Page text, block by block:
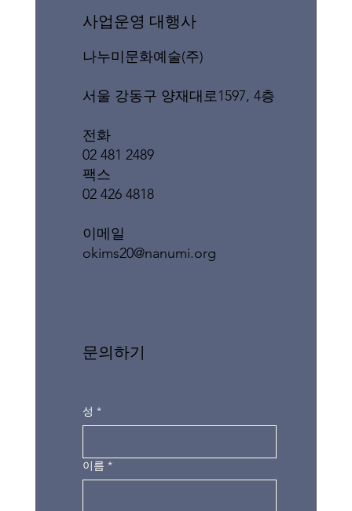
​사업운영 대행사
나누미문화예술(주)
서울 강동구 양재대로1597, 4층
전화
02 481 2489
팩스
02 426 4818
이메일
okims20@nanumi.org
문의하기
성 *
이름 *